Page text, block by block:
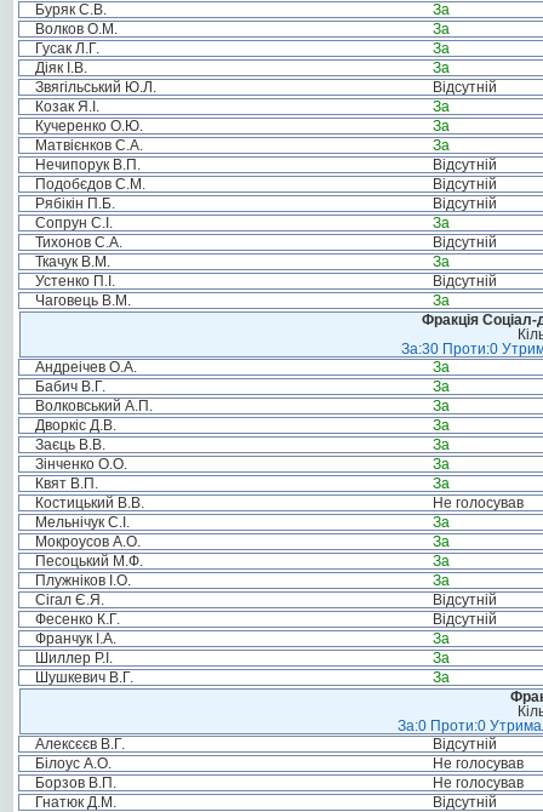
Буряк С.В.
За
Волков О.М.
За
Гусак Л.Г.
За
Діяк І.В.
За
Звягільський Ю.Л.
Відсутній
Козак Я.І.
За
Кучеренко О.Ю.
За
Матвієнков С.А.
За
Нечипорук В.П.
Відсутній
Подобєдов С.М.
Відсутній
Рябікін П.Б.
Відсутній
Сопрун С.І.
За
Тихонов С.А.
Відсутній
Ткачук В.М.
За
Устенко П.І.
Відсутній
Чаговець В.М.
За
Фракція Соціал-
За:30 Проти:0
Андреічев О.А.
За
Бабич В.Г.
За
Волковський А.П.
За
Дворкіс Д.В.
За
Заєць В.В.
За
Зінченко О.О.
За
Квят В.П.
За
Костицький В.В.
Не голосував
Мельнічук С.І.
За
Мокроусов А.О.
За
Песоцький М.Ф.
За
Плужніков І.О.
За
Сігал Є.Я.
Відсутній
Фесенко К.Г.
Відсутній
Франчук І.А.
За
Шиллер Р.І.
За
Шушкевич В.Г.
За
За:0 Проти:0
Алексєєв В.Г.
Відсутній
Білоус А.О.
Не голосував
Борзов В.П.
Не голосував
Гнатюк Д.М.
Відсутній